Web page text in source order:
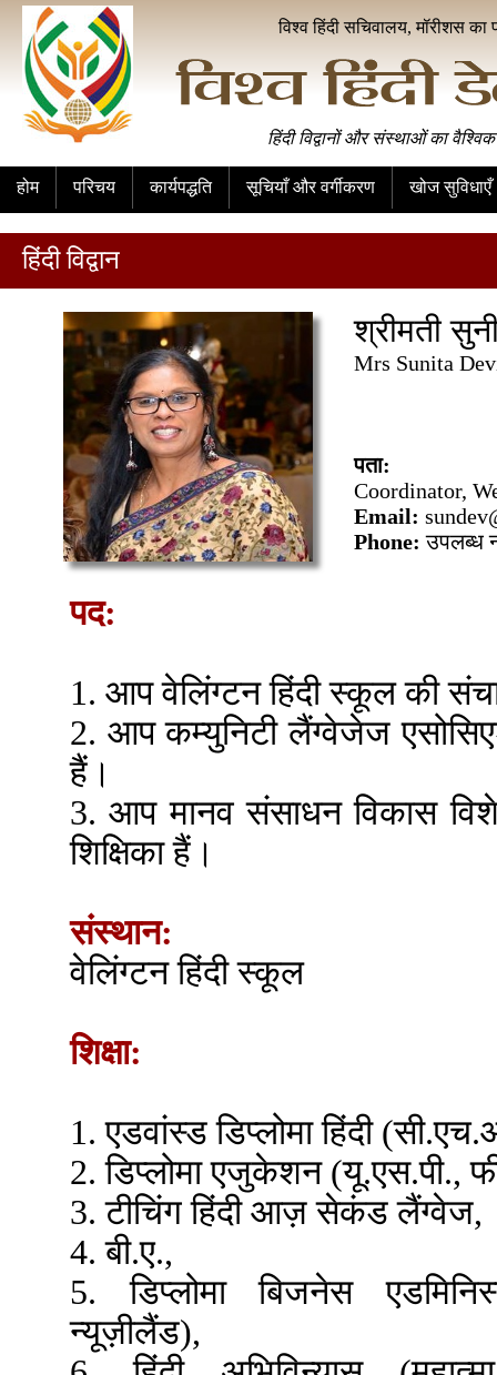
विश्व हिंदी सचिवालय, मॉरीशस का
हिंदी विद्वानों और संस्थाओं का
होम परिचय कार्यपद्धति सूचियाँ और वर्गीकरण खोज सुविधाएँ
हिंदी विद्वान
श्रीमती
Mrs Sunita
पता:
Coordinator,
Email:
Phone:उपलब्ध
पद:
1. आप वेलिंग्टन हिंदी स्कूल की
2. आप कम्युनिटी लैंग्वेजेज
हैं।
3. आप मानव संसाधन विकास
शिक्षिका हैं।
संस्थान:
वेलिंग्टन हिंदी स्कूल
शिक्षा:
1. एडवांस्ड डिप्लोमा हिंदी
2. डिप्लोमा एजुकेशन (यू.एस.पी.,
3. टीचिंग हिंदी आज़ सेकंड लैंग्वेज,
4. बी.ए.,
5. डिप्लोमा बिजनेस
न्यूज़ीलैंड),